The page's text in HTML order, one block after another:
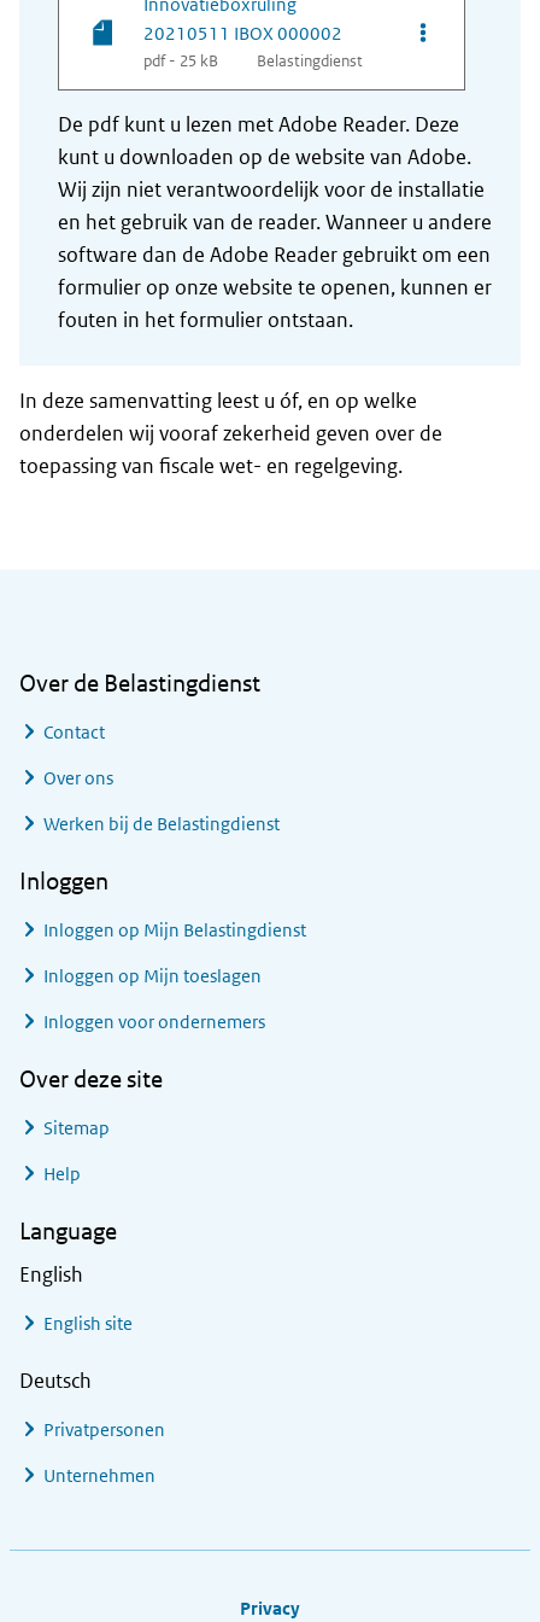
20210511 IBOX 000002
pdf - 25 kB Belastingdienst
Opties van
De pdf kunt u lezen met Adobe Reader. Deze
kunt u downloaden op de website van Adobe.
Wij zijn niet verantwoordelijk voor de installatie
en het gebruik van de reader. Wanneer u andere
software dan de Adobe Reader gebruikt om een
formulier op onze website te openen, kunnen er
fouten in het formulier ontstaan.
In deze samenvatting leest u óf, en op welke
onderdelen wij vooraf zekerheid geven over de
toepassing van fiscale wet- en regelgeving.
Over de Belastingdienst
Contact
Over ons
Werken bij de Belastingdienst
Inloggen
Inloggen op Mijn Belastingdienst
Inloggen op Mijn toeslagen
Inloggen voor ondernemers
Over deze site
Sitemap
Help
Language
English
English site
Deutsch
Privatpersonen
Unternehmen
Privacy